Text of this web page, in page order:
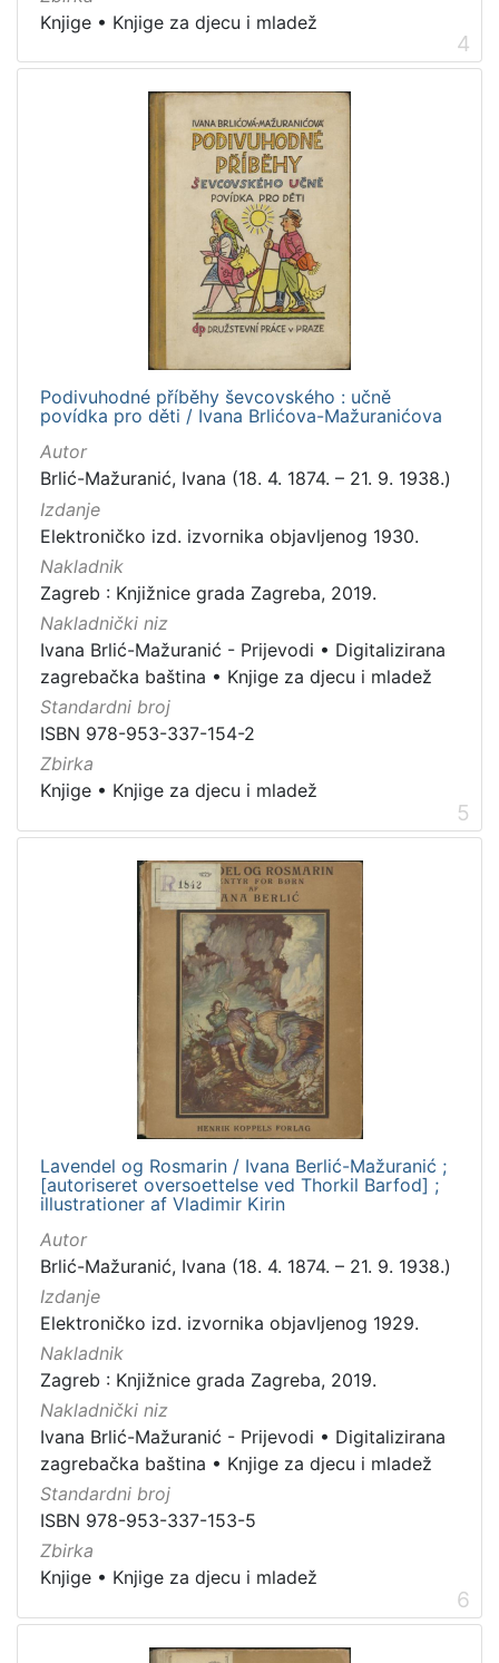
Knjige • Knjige za djecu i mladež
4
Podivuhodné příběhy ševcovského : učně
povídka pro děti / Ivana Brlićova-Mažuranićova
Autor
Brlić-Mažuranić, Ivana (18. 4. 1874. – 21. 9. 1938.)
Izdanje
Elektroničko izd. izvornika objavljenog 1930.
Nakladnik
Zagreb : Knjižnice grada Zagreba, 2019.
Nakladnički niz
Ivana Brlić-Mažuranić - Prijevodi • Digitalizirana
zagrebačka baština • Knjige za djecu i mladež
Standardni broj
ISBN 978-953-337-154-2
Zbirka
Knjige • Knjige za djecu i mladež
5
Lavendel og Rosmarin / Ivana Berlić-Mažuranić ;
[autoriseret oversoettelse ved Thorkil Barfod] ;
illustrationer af Vladimir Kirin
Autor
Brlić-Mažuranić, Ivana (18. 4. 1874. – 21. 9. 1938.)
Izdanje
Elektroničko izd. izvornika objavljenog 1929.
Nakladnik
Zagreb : Knjižnice grada Zagreba, 2019.
Nakladnički niz
Ivana Brlić-Mažuranić - Prijevodi • Digitalizirana
zagrebačka baština • Knjige za djecu i mladež
Standardni broj
ISBN 978-953-337-153-5
Zbirka
Knjige • Knjige za djecu i mladež
6